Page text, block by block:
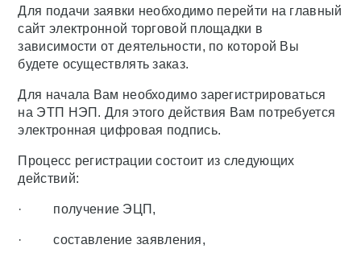
Для подачи заявки необходимо перейти на главный
сайт электронной торговой площадки в
зависимости от деятельности, по которой Вы
будете осуществлять заказ.
Для начала Вам необходимо зарегистрироваться
на ЭТП НЭП. Для этого действия Вам потребуется
электронная цифровая подпись.
Процесс регистрации состоит из следующих
действий:
· получение ЭЦП,
· составление заявления,